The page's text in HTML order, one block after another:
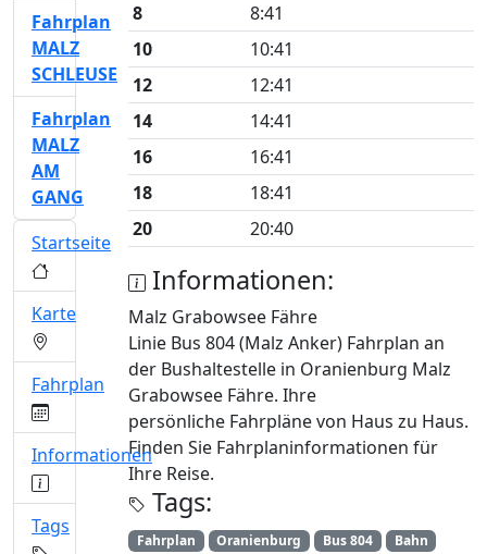
8
8:41
10
10:41
12
12:41
14
14:41
16
16:41
18
18:41
20
20:40
Informationen:
Malz Grabowsee Fähre
Linie Bus 804 (Malz Anker) Fahrplan an
der Bushaltestelle in Oranienburg Malz
Grabowsee Fähre. Ihre
persönliche Fahrpläne von Haus zu Haus.
Finden Sie Fahrplaninformationen für
Ihre Reise.
Tags:
Fahrplan Oranienburg Bus 804 Bahn
Fahrplan
MALZ
SCHLEUSE
Fahrplan
MALZ
AM
GANG
Startseite
Karte
Fahrplan
Informationen
Tags